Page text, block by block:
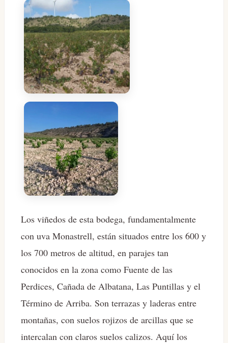
Los viñedos de esta bodega, fundamentalmente
con uva Monastrell, están situados entre los 600 y
los 700 metros de altitud, en parajes tan
conocidos en la zona como Fuente de las
Perdices, Cañada de Albatana, Las Puntillas y el
Término de Arriba. Son terrazas y laderas entre
montañas, con suelos rojizos de arcillas que se
intercalan con claros suelos calizos. Aquí los